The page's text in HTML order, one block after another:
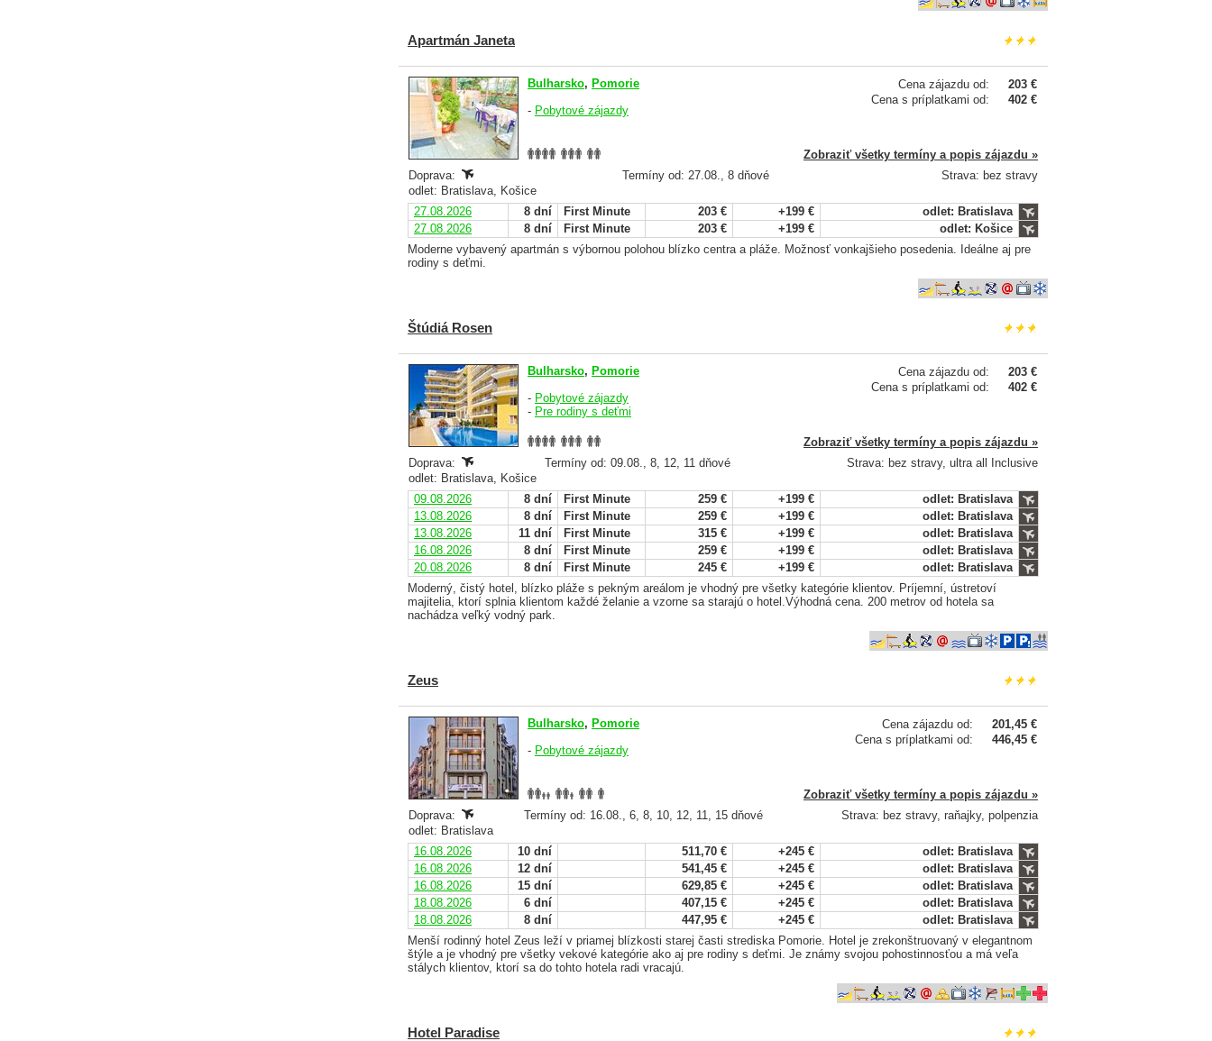
Apartmán Janeta
Cena zájazdu od:
203 €
Cena s príplatkami od:
402 €
Bulharsko, Pomorie
- Pobytové zájazdy
Zobraziť všetky termíny a popis zájazdu »
Doprava:
Termíny od: 27.08., 8 dňové
Strava: bez stravy
odlet: Bratislava, Košice
27.08.2026
8 dní First Minute 203 € +199 €
odlet: Bratislava
27.08.2026
8 dní First Minute 203 € +199 €
odlet: Košice
Moderne vybavený apartmán s výbornou polohou blízko centra a pláže. Možnosť vonkajšieho posedenia. Ideálne aj pre
rodiny s deťmi.
Štúdiá Rosen
Cena zájazdu od:
203 €
Cena s príplatkami od:
402 €
Bulharsko, Pomorie
- Pobytové zájazdy
- Pre rodiny s deťmi
Zobraziť všetky termíny a popis zájazdu »
Doprava:
Termíny od: 09.08., 8, 12, 11 dňové
Strava: bez stravy, ultra all Inclusive
odlet: Bratislava, Košice
09.08.2026
8 dní First Minute 259 € +199 €
odlet: Bratislava
13.08.2026
8 dní First Minute 259 € +199 €
odlet: Bratislava
13.08.2026
11 dní First Minute 315 € +199 €
odlet: Bratislava
16.08.2026
8 dní First Minute 259 € +199 €
odlet: Bratislava
20.08.2026
8 dní First Minute 245 € +199 €
odlet: Bratislava
Moderný, čistý hotel, blízko pláže s pekným areálom je vhodný pre všetky kategórie klientov. Príjemní, ústretoví
majitelia, ktorí splnia klientom každé želanie a vzorne sa starajú o hotel.Výhodná cena. 200 metrov od hotela sa
nachádza veľký vodný park.
Zeus
Cena zájazdu od:
201,45 €
Cena s príplatkami od:
446,45 €
Bulharsko, Pomorie
- Pobytové zájazdy
Zobraziť všetky termíny a popis zájazdu »
Doprava:
Termíny od: 16.08., 6, 8, 10, 12, 11, 15 dňové
Strava: bez stravy, raňajky, polpenzia
odlet: Bratislava
16.08.2026
10 dní 511,70 € +245 €
odlet: Bratislava
16.08.2026
12 dní 541,45 € +245 €
odlet: Bratislava
16.08.2026
15 dní 629,85 € +245 €
odlet: Bratislava
18.08.2026
6 dní 407,15 € +245 €
odlet: Bratislava
18.08.2026
8 dní 447,95 € +245 €
odlet: Bratislava
Menší rodinný hotel Zeus leží v priamej blízkosti starej časti strediska Pomorie. Hotel je zrekonštruovaný v elegantnom
štýle a je vhodný pre všetky vekové kategórie ako aj pre rodiny s deťmi. Je známy svojou pohostinnosťou a má veľa
stálych klientov, ktorí sa do tohto hotela radi vracajú.
Hotel Paradise